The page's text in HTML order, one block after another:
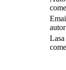
Lasa